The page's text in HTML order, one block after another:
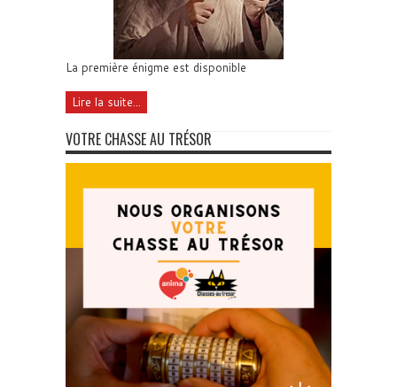
La première énigme est disponible
Lire la suite...
VOTRE CHASSE AU TRÉSOR